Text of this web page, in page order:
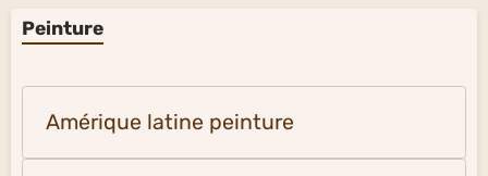
Peinture
Amérique latine peinture